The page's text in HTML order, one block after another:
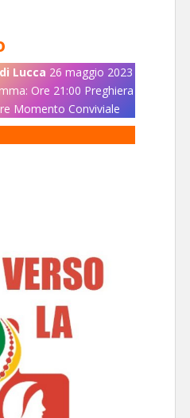
Lucca 26 maggio 2023
Ore 21:00 Preghiera
Momento Conviviale